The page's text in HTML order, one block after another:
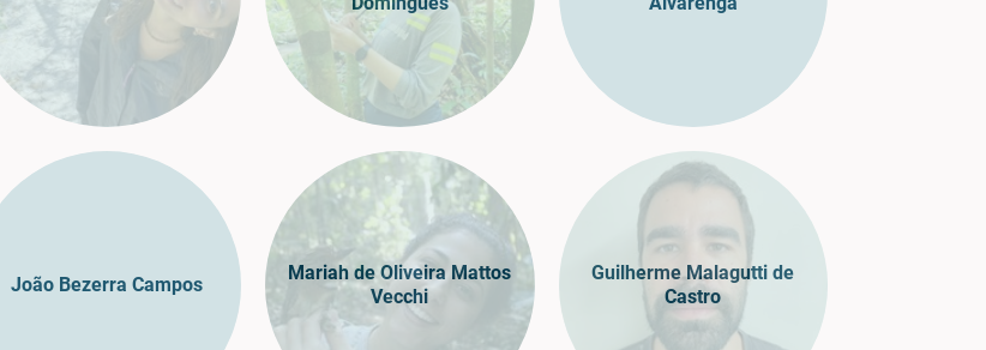
João Bezerra Campos
Mariah de Oliveira Mattos
Vecchi
Guilherme Malagutti de
Castro